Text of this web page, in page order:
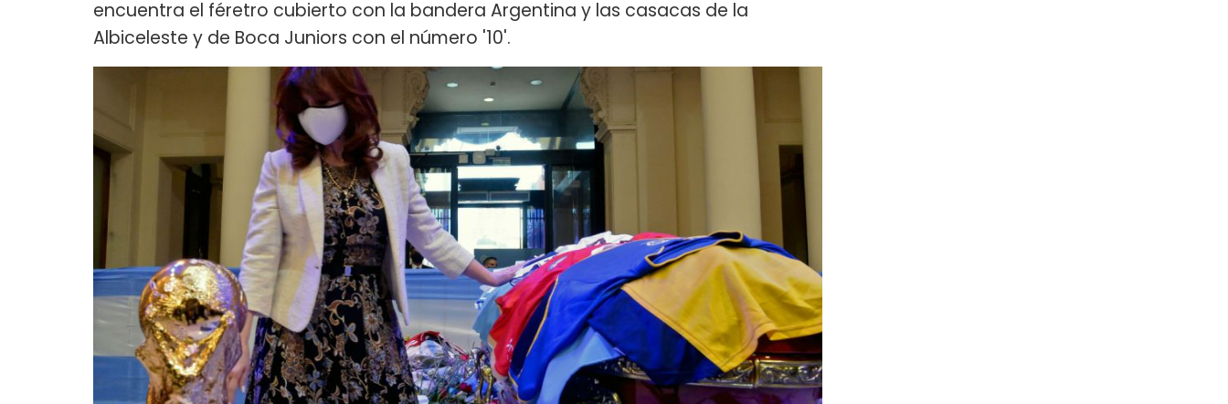
encuentra el féretro cubierto con la bandera Argentina y las casacas de la
Albiceleste y de Boca Juniors con el número '10'.